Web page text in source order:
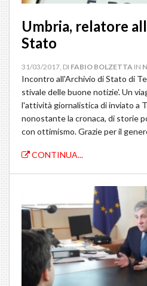
Umbria, relatore
Stato
31/03/2017, DI FABIO BOLZETTA IN
Incontro all'Archivio di Stato di
stivale delle buone notizie'. Un
l'attività giornalistica di inviato a
nonostante la cronaca, di storie
con ottimismo. Grazie per il
CONTINUA...